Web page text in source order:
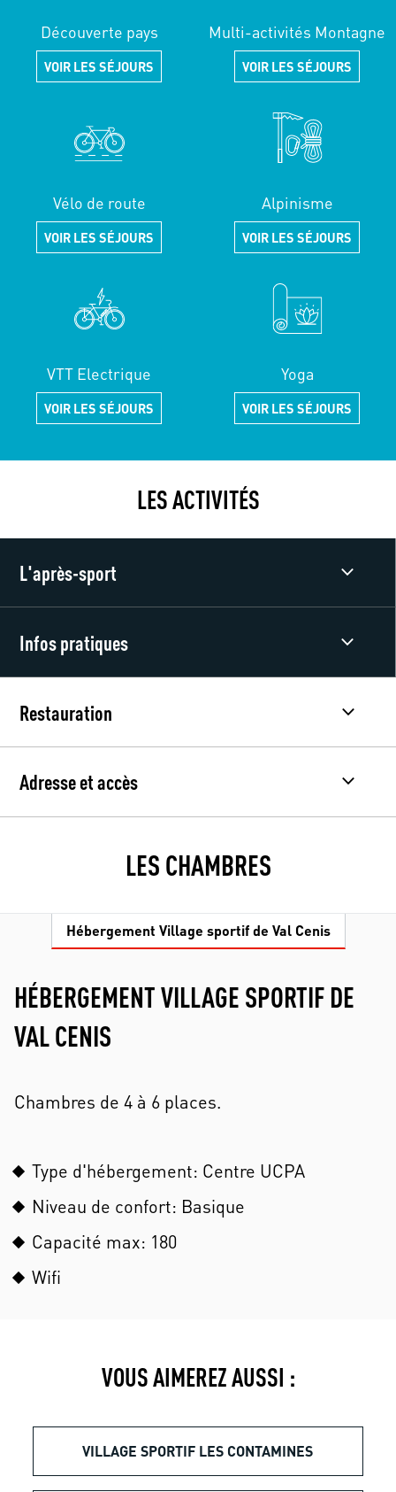
Découverte pays
VOIR LES SÉJOURS
Multi-activités Montagne
VOIR LES SÉJOURS
Vélo de route
VOIR LES SÉJOURS
Alpinisme
VOIR LES SÉJOURS
VTT Electrique
VOIR LES SÉJOURS
Yoga
VOIR LES SÉJOURS
LES ACTIVITÉS
L'après-sport
Infos pratiques
Restauration
Adresse et accès
LES CHAMBRES
Hébergement Village sportif de Val Cenis
HÉBERGEMENT VILLAGE SPORTIF DE
VAL CENIS
Chambres de 4 à 6 places.
Type d'hébergement: Centre UCPA
Niveau de confort: Basique
Capacité max: 180
Wifi
VOUS AIMEREZ AUSSI :
VILLAGE SPORTIF LES CONTAMINES